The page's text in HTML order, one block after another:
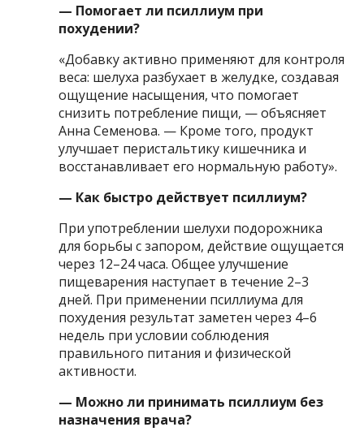
— Помогает ли псиллиум при
похудении?
«Добавку активно применяют для контроля
веса: шелуха разбухает в желудке, создавая
ощущение насыщения, что помогает
снизить потребление пищи, — объясняет
Анна Семенова. — Кроме того, продукт
улучшает перистальтику кишечника и
восстанавливает его нормальную работу».
— Как быстро действует псиллиум?
При употреблении шелухи подорожника
для борьбы с запором, действие ощущается
через 12–24 часа. Общее улучшение
пищеварения наступает в течение 2–3
дней. При применении псиллиума для
похудения результат заметен через 4–6
недель при условии соблюдения
правильного питания и физической
активности.
— Можно ли принимать псиллиум без
назначения врача?